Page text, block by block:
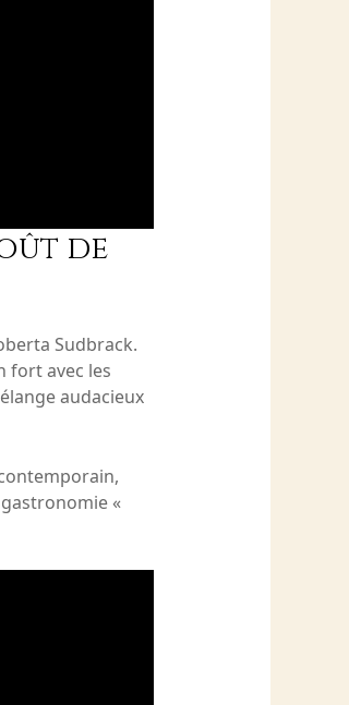
de
Sudbrack.
fort avec les
audacieux
«